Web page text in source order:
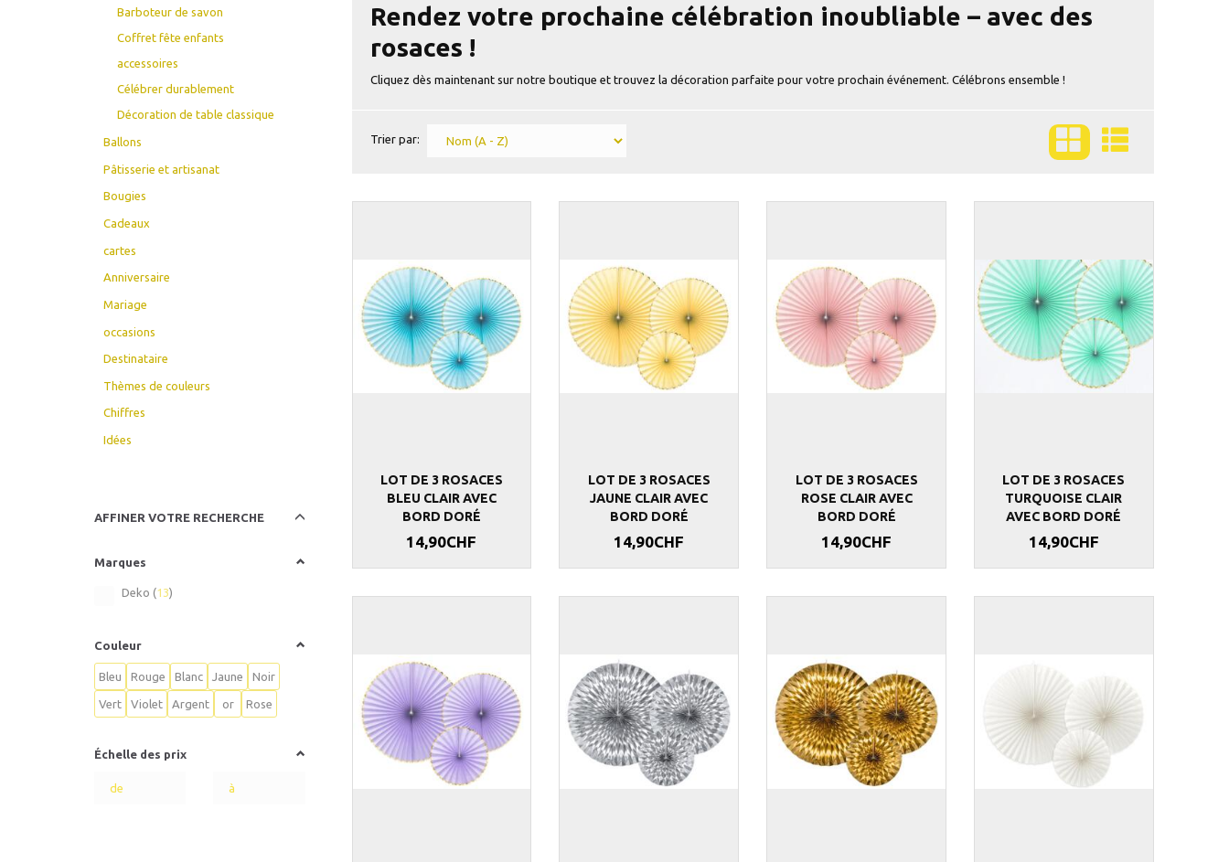
Barboteur de savon
Coffret fête enfants
accessoires
Célébrer durablement
Décoration de table classique
Ballons
Pâtisserie et artisanat
Bougies
Cadeaux
cartes
Anniversaire
Mariage
occasions
Destinataire
Thèmes de couleurs
Chiffres
Idées
AFFINER VOTRE RECHERCHE
Marques
Deko (13)
Couleur
Bleu Rouge Blanc Jaune Noir
Vert Violet Argent or Rose
Échelle des prix
Rendez votre prochaine célébration inoubliable – avec des
rosaces !
Cliquez dès maintenant sur notre boutique et trouvez la décoration parfaite pour votre prochain événement. Célébrons ensemble !
Trier par:
LOT DE 3 ROSACES
BLEU CLAIR AVEC
BORD DORÉ
14,90CHF
LOT DE 3 ROSACES
JAUNE CLAIR AVEC
BORD DORÉ
14,90CHF
LOT DE 3 ROSACES
ROSE CLAIR AVEC
BORD DORÉ
14,90CHF
LOT DE 3 ROSACES
TURQUOISE CLAIR
AVEC BORD DORÉ
14,90CHF